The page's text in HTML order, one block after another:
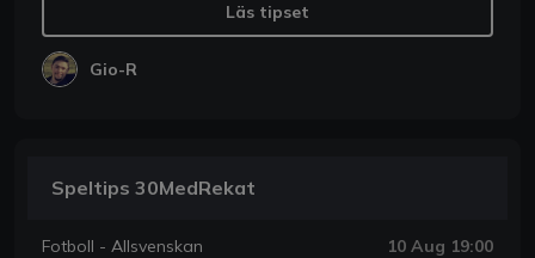
Läs tipset
Gio-R
Speltips 30MedRekat
Fotboll - Allsvenskan 10 Aug 19:00